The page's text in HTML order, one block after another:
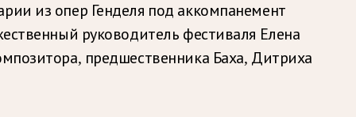
из опер Генделя под аккомпанемент
руководитель фестиваля Елена
предшественника Баха, Дитриха